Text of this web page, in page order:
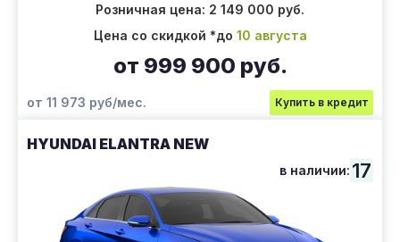
Розничная цена: 2 149 000 руб.
Цена со скидкой *до 10 августа
от 999 900 руб.
от 11 973 руб/мес. Купить в кредит
HYUNDAI ELANTRA NEW
в наличии: 17